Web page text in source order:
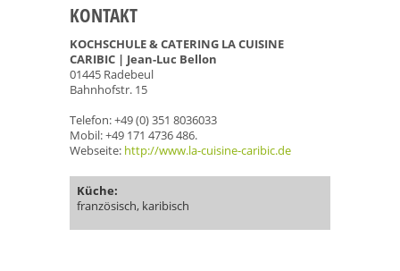
KONTAKT
KOCHSCHULE & CATERING LA CUISINE
CARIBIC | Jean-Luc Bellon
01445 Radebeul
Bahnhofstr. 15
Telefon: +49 (0) 351 8036033
Mobil: +49 171 4736 486.
Webseite: http://www.la-cuisine-caribic.de
Küche:
französisch, karibisch